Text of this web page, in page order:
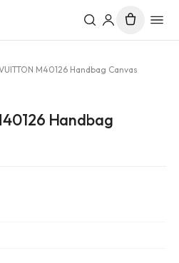
M40126 Handbag Canvas
Handbag